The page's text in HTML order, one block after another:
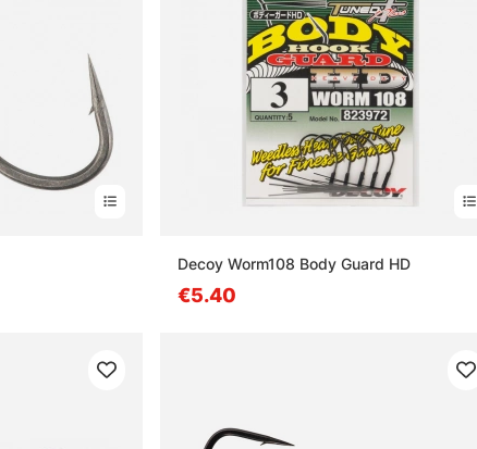
Decoy Worm108 Body Guard HD
€5.40